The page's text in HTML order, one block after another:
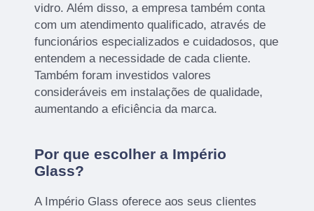
vidro. Além disso, a empresa também conta
com um atendimento qualificado, através de
funcionários especializados e cuidadosos, que
entendem a necessidade de cada cliente.
Também foram investidos valores
consideráveis em instalações de qualidade,
aumentando a eficiência da marca.
Por que escolher a Império
Glass?
A Império Glass oferece aos seus clientes